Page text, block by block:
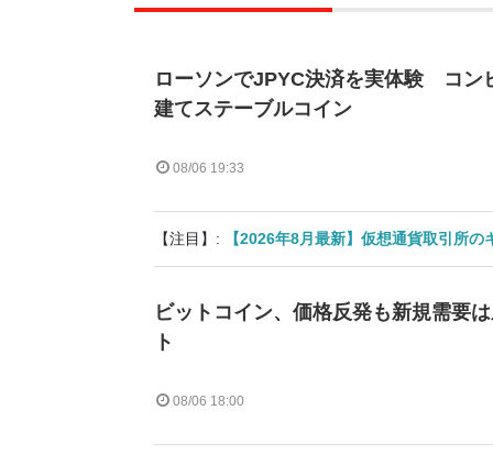
ローソンでJPYC決済を実体験 コン
建てステーブルコイン
08/06 19:33
【注目】: 【2026年8月最新】仮想通貨取引所
ビットコイン、価格反発も新規需要
ト
08/06 18:00